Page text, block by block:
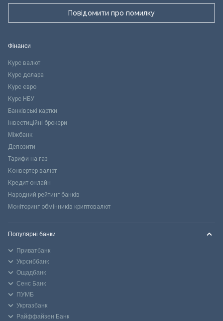
Повідомити про помилку
Фінанси
Курс валют
Курс долара
Курс євро
Курс НБУ
Банківські картки
Інвестиційні брокери
Міжбанк
Депозити
Тарифи на газ
Конвертер валют
Кредит онлайн
Народний рейтинг банків
Моніторинг обмінників криптовалют
Популярні банки
Приватбанк
Укрсиббанк
Ощадбанк
Сенс Банк
ПУМБ
Укргазбанк
Райффайзен Банк